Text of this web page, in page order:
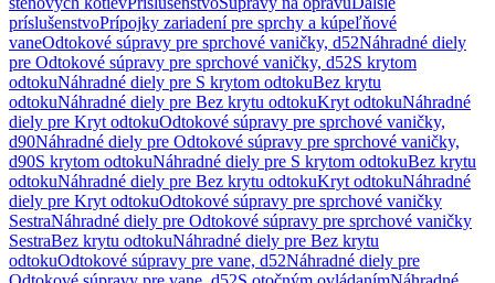
príslušenstvoPrípojky zariadení pre sprchy a kúpeľňové
vaneOdtokové súpravy pre sprchové vaničky, d52Náhradné diely
pre Odtokové súpravy pre sprchové vaničky, d52S krytom
odtokuNáhradné diely pre S krytom odtokuBez krytu
odtokuNáhradné diely pre Bez krytu odtokuKryt odtokuNáhradné
diely pre Kryt odtokuOdtokové súpravy pre sprchové vaničky,
d90Náhradné diely pre Odtokové súpravy pre sprchové vaničky,
d90S krytom odtokuNáhradné diely pre S krytom odtokuBez krytu
odtokuNáhradné diely pre Bez krytu odtokuKryt odtokuNáhradné
diely pre Kryt odtokuOdtokové súpravy pre sprchové vaničky
SestraNáhradné diely pre Odtokové súpravy pre sprchové vaničky
SestraBez krytu odtokuNáhradné diely pre Bez krytu
odtokuOdtokové súpravy pre vane, d52Náhradné diely pre